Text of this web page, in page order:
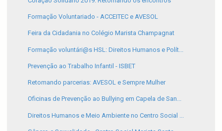
Formação Voluntariado - ACCEITEC e AVESOL
Feira da Cidadania no Colégio Marista Champagnat
Formação voluntári@s HSL: Direitos Humanos e Polít...
Prevenção ao Trabalho Infantil - ISBET
Retomando parcerias: AVESOL e Sempre Mulher
Oficinas de Prevenção ao Bullying em Capela de San...
Direitos Humanos e Meio Ambiente no Centro Social ...